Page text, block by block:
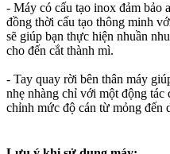
- Máy có cấu tạo inox đảm bảo
đồng thời cấu tạo thông minh
sẽ giúp bạn thực hiện nhuần
cho đến cắt thành mì.
- Tay quay rời bên thân máy
nhẹ nhàng chỉ với một động
chỉnh mức độ cán từ mỏng đến